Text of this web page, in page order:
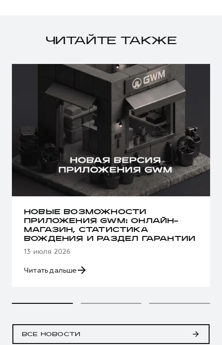
ЧИТАЙТЕ ТАКЖЕ
НОВЫЕ ВОЗМОЖНОСТИ
ПРИЛОЖЕНИЯ GWM: ОНЛАЙН-
МАГАЗИН, СТАТИСТИКА
ВОЖДЕНИЯ И РАЗДЕЛ ГАРАНТИИ
13 июля 2026
Читать дальше
ВСЕ НОВОСТИ